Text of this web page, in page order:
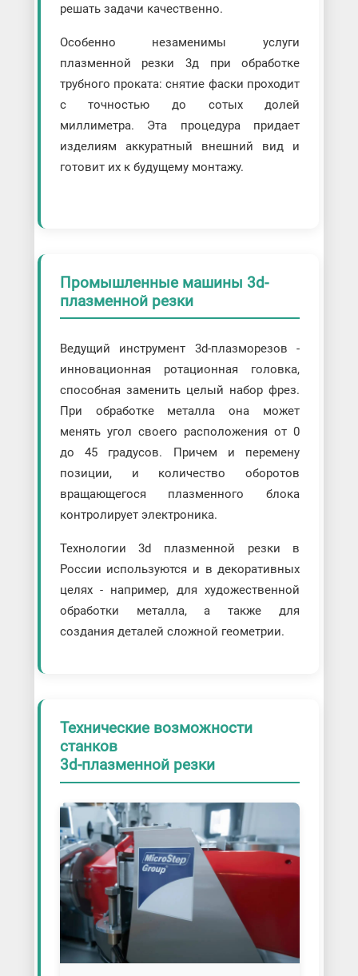
решать задачи качественно.
Особенно незаменимы услуги
плазменной резки 3д при обработке
трубного проката: снятие фаски проходит
с точностью до сотых долей
миллиметра. Эта процедура придает
изделиям аккуратный внешний вид и
готовит их к будущему монтажу.
Промышленные машины 3d-
плазменной резки
Ведущий инструмент 3d-плазморезов -
инновационная ротационная головка,
способная заменить целый набор фрез.
При обработке металла она может
менять угол своего расположения от 0
до 45 градусов. Причем и перемену
позиции, и количество оборотов
вращающегося плазменного блока
контролирует электроника.
Технологии 3d плазменной резки в
России используются и в декоративных
целях - например, для художественной
обработки металла, а также для
создания деталей сложной геометрии.
Технические возможности
станков
3d-плазменной резки